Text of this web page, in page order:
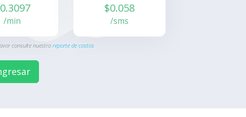
/min
$0.058
/sms
consulte nuestroreporte de costos